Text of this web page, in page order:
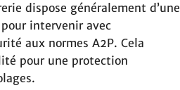
dispose généralement d’une
intervenir avec
aux normes A2P. Cela
pour une protection